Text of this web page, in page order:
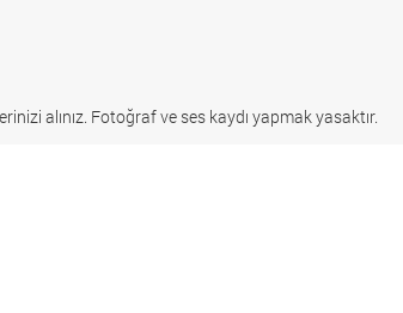
alınız. Fotoğraf ve ses kaydı yapmak yasaktır.